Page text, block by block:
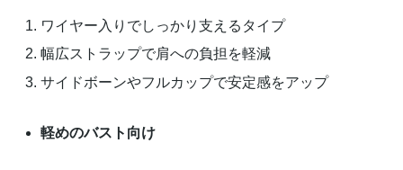
ワイヤー入りでしっかり支えるタイプ
幅広ストラップで肩への負担を軽減
サイドボーンやフルカップで安定感をアップ
軽めのバスト向け